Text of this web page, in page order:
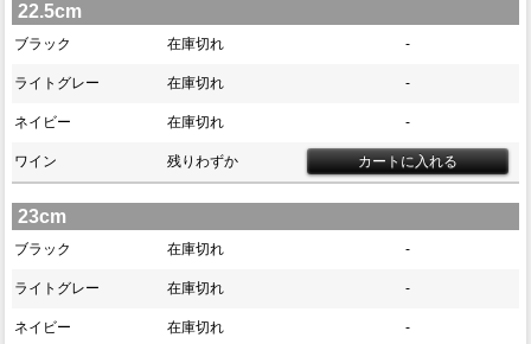
22.5cm
ブラック 在庫切れ -
ライトグレー 在庫切れ -
ネイビー 在庫切れ -
ワイン 残りわずか
23cm
ブラック 在庫切れ -
ライトグレー 在庫切れ -
ネイビー 在庫切れ -